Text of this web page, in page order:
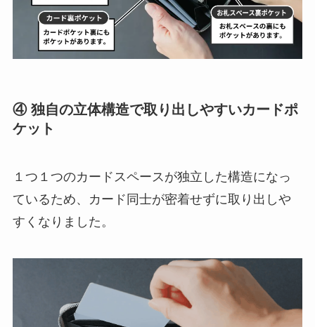
④ 独自の立体構造で取り出しやすいカードポ
ケット
１つ１つのカードスペースが独立した構造になっ
ているため、カード同士が密着せずに取り出しや
すくなりました。